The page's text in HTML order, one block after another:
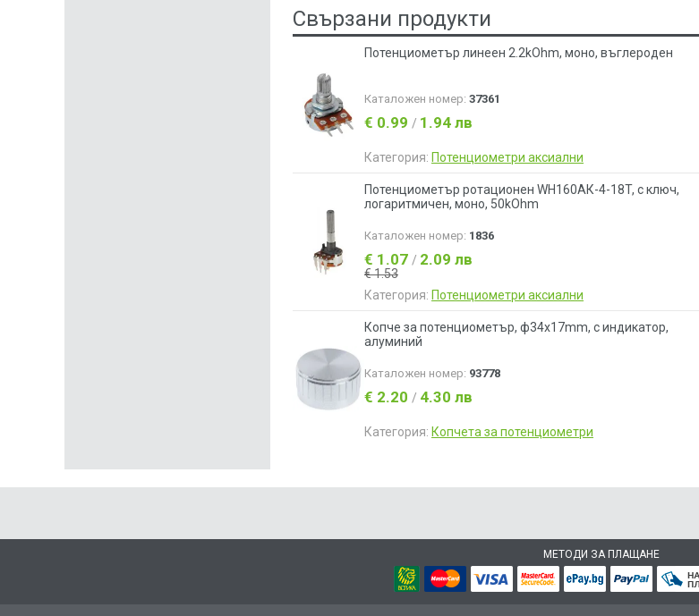
Свързани продукти
Потенциометър линеен 2.2kOhm, моно, въглероден
Каталожен номер: 37361
€ 0.99 / 1.94 лв
Категория: Потенциометри аксиални
Потенциометър ротационен WH160АК-4-18T, с ключ,
логаритмичен, моно, 50kOhm
Каталожен номер: 1836
€ 1.07 / 2.09 лв
€ 1.53
Категория: Потенциометри аксиални
Копче за потенциометър, ф34х17mm, с индикатор,
алуминий
Каталожен номер: 93778
€ 2.20 / 4.30 лв
Категория: Копчета за потенциометри
МЕТОДИ ЗА ПЛАЩАНЕ